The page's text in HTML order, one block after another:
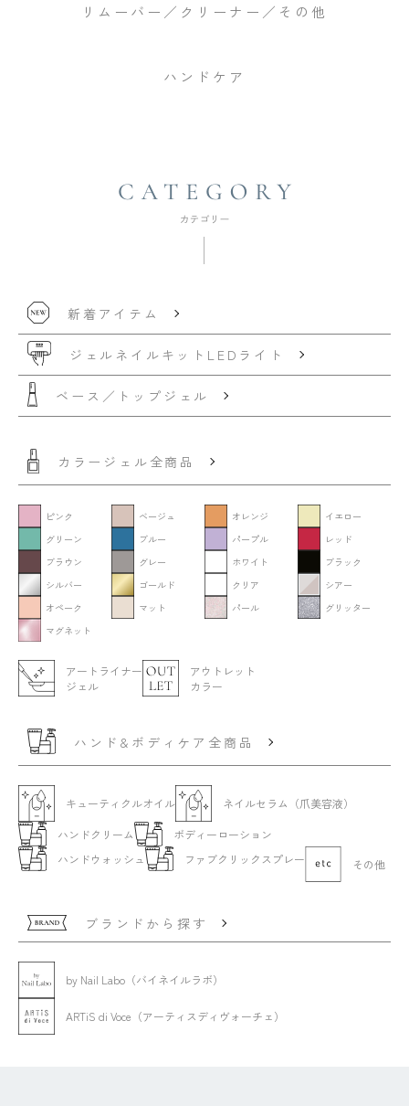
リムーバー／クリーナー／その他
ハンドケア
新着アイテム
ジェルネイルキット LEDライト
ベース／トップジェル
カラージェル全商品
ピンク ベージュ オレンジ
イエロー
グリーン
ブルー パープル
レッド
ブラウン
グレー ホワイト
ブラック
シルバー
ゴールド クリア
シアー
オペーク
マット パール
グリッター
マグネット
アートライナー
ジェル
アウトレット
カラー
ハンド&ボディケア全商品
キューティクルオイル
ネイルセラム（爪美容液）
ハンドクリーム
ボディーローション
ハンドウォッシュ
ファブクリックスプレー その他
ブランドから探す
by Nail Labo（バイネイルラボ）
ARTiS di Voce（アーティスディヴォーチェ）